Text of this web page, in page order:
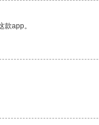
app。